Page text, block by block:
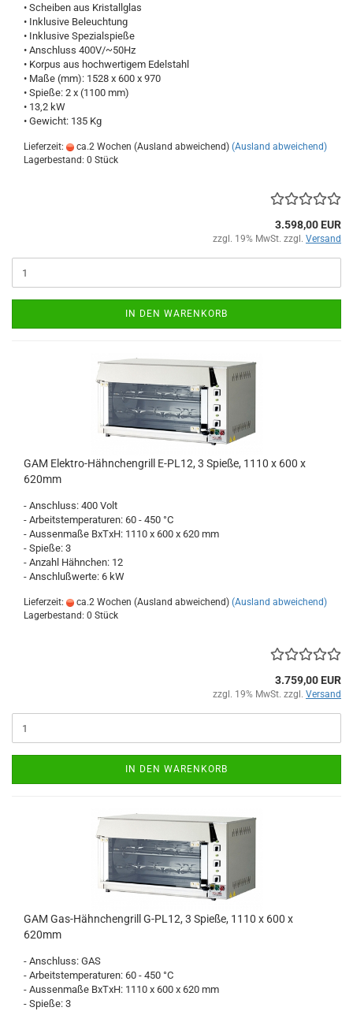
• Scheiben aus Kristallglas
• Inklusive Beleuchtung
• Inklusive Spezialspieße
• Anschluss 400V/~50Hz
• Korpus aus hochwertigem Edelstahl
• Maße (mm): 1528 x 600 x 970
• Spieße: 2 x (1100 mm)
• 13,2 kW
• Gewicht: 135 Kg
Lieferzeit: ca.2 Wochen (Ausland abweichend) (Ausland abweichend)
Lagerbestand: 0 Stück
3.598,00 EUR
zzgl. 19% MwSt. zzgl. Versand
IN DEN WARENKORB
GAM Elektro-Hähnchengrill E-PL12, 3 Spieße, 1110 x 600 x
620mm
- Anschluss: 400 Volt
- Arbeitstemperaturen: 60 - 450 °C
- Aussenmaße BxTxH: 1110 x 600 x 620 mm
- Spieße: 3
- Anzahl Hähnchen: 12
- Anschlußwerte: 6 kW
Lieferzeit: ca.2 Wochen (Ausland abweichend) (Ausland abweichend)
Lagerbestand: 0 Stück
3.759,00 EUR
zzgl. 19% MwSt. zzgl. Versand
IN DEN WARENKORB
GAM Gas-Hähnchengrill G-PL12, 3 Spieße, 1110 x 600 x
620mm
- Anschluss: GAS
- Arbeitstemperaturen: 60 - 450 °C
- Aussenmaße BxTxH: 1110 x 600 x 620 mm
- Spieße: 3